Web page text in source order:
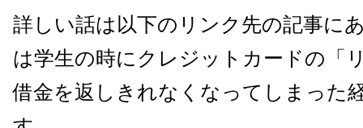
詳しい話は以下のリンク先の記事に
は学生の時にクレジットカードの「
借金を返しきれなくなってしまった